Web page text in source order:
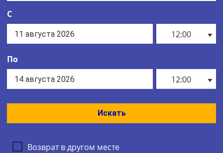
С
12:00
По
12:00
Искать
Возврат в другом месте